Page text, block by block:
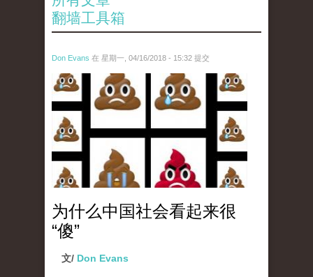
翻墙工具箱
Don Evans 在 星期一, 04/16/2018 - 15:32 提交
wechatimg1053.jpeg
为什么中国社会看起来很
“傻”
文/ Don Evans